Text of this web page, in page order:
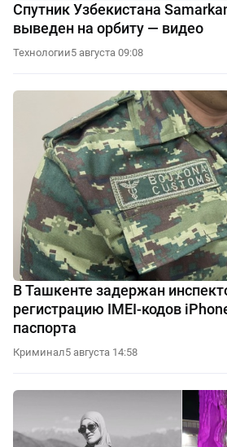
Спутник Узбекистана
выведен на орбиту — видео
Технологии5 августа 09:08
В Ташкенте задержан
регистрацию IMEI-кодов
паспорта
Криминал5 августа 14:58